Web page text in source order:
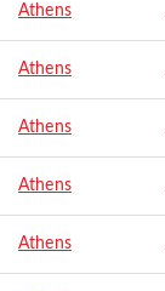
Athens
Athens
Athens
Athens
Athens